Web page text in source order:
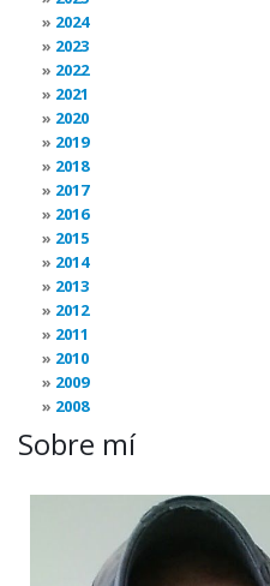
2024
2023
2022
2021
2020
2019
2018
2017
2016
2015
2014
2013
2012
2011
2010
2009
2008
Sobre mí